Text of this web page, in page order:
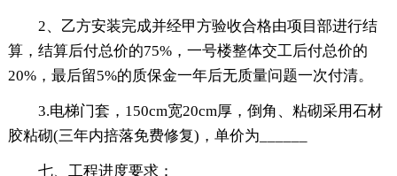
2、乙方安装完成并经甲方验收合格由项目部进行结
算，结算后付总价的75%，一号楼整体交工后付总价的
20%，最后留5%的质保金一年后无质量问题一次付清。
3.电梯门套，150cm宽20cm厚，倒角、粘砌采用石材
胶粘砌(三年内掊落免费修复)，单价为______
七、工程进度要求：